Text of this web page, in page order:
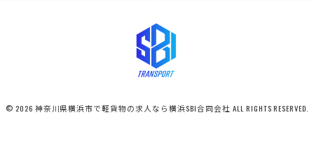
© 2026 神奈川県横浜市で軽貨物の求人なら横浜SBI合同会社 ALL RIGHTS RESERVED.